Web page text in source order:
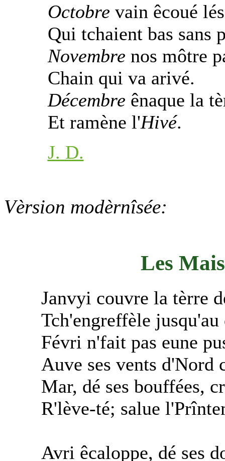
Octobre vain êcoué
Qui tchaient bas sans
Novembre nos môtre
Chain qui va arivé.
Décembre ênaque la
Et ramène l'Hivé.
J. D.
Vèrsion modèrnîsée:
Les
Janvyi couvre la tèrre
Tch'engreffèle jusqu'au
Févri n'fait pas eune
Auve ses vents d'Nord
Mar, dé ses bouffées,
R'lève-té; salue
Avri êcaloppe, dé ses